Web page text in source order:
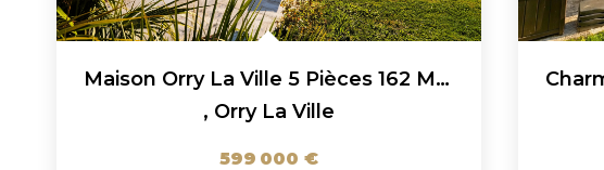
Maison Orry La Ville 5 Pièces 162 M² -avec Piscine Chauffée...
, Orry La Ville
599 000 €